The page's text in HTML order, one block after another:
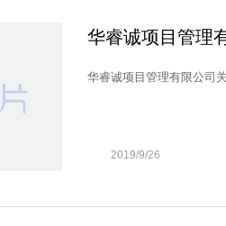
华睿诚项目管理
华睿诚项目管理有限公司
2019/9/26